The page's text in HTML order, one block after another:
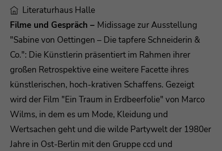
Literaturhaus Halle
Filme und Gespräch – Midissage zur Ausstellung
"Sabine von Oettingen – Die tapfere Schneiderin &
Co.": Die Künstlerin präsentiert im Rahmen ihrer
großen Retrospektive eine weitere Facette ihres
künstlerischen, hoch-krativen Schaffens. Gezeigt
wird der Film "Ein Traum in Erdbeerfolie" von Marco
Wilms, in dem es um Mode, Kleidung und
Wertsachen geht und die wilde Partywelt der 1980er
Jahre in Ost-Berlin mit den Gruppe ccd und